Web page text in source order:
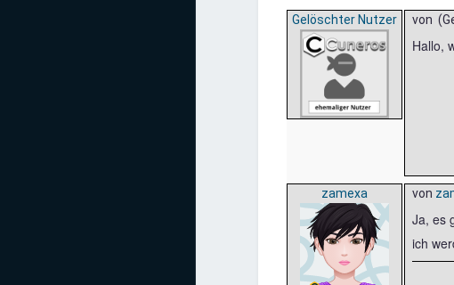
Gelöschter Nutzer von
Hallo,
zamexa von
Ja, es
ich